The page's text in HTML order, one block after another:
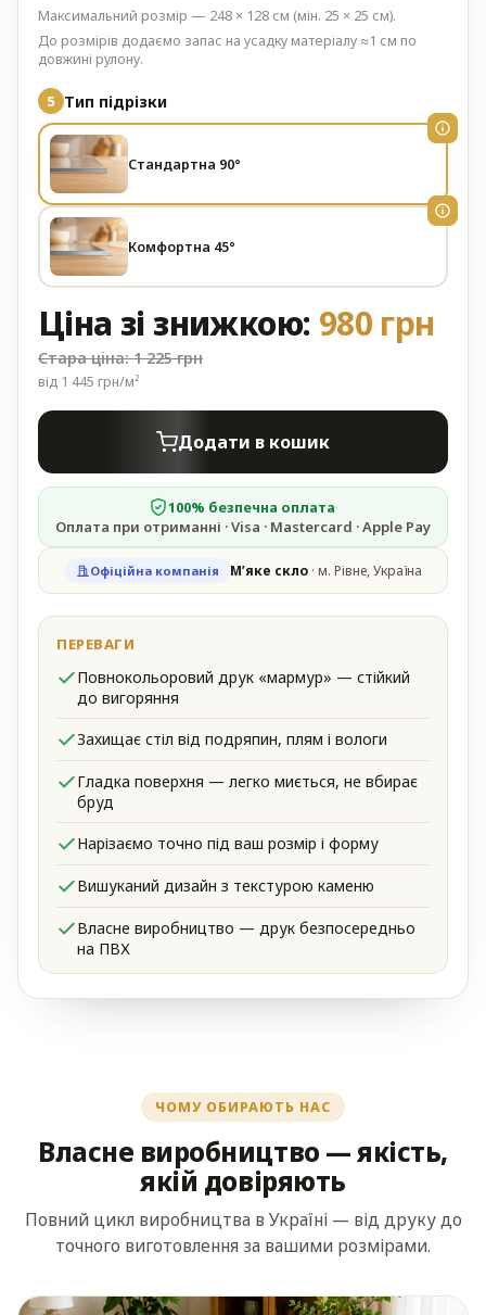
Повнокольоровий друк «мармур» — стійкий
до вигоряння
Захищає стіл від подряпин, плям і вологи
Гладка поверхня — легко миється, не вбирає
бруд
Нарізаємо точно під ваш розмір і форму
Вишуканий дизайн з текстурою каменю
Власне виробництво — друк безпосередньо
на ПВХ
Максимальний розмір — 248 × 128 см (мін. 25 × 25 см).
До розмірів додаємо запас на усадку матеріалу ≈1 см по
довжині рулону.
Тип підрізки
Стандартна 90°
Комфортна 45°
Ціна зі знижкою: 980 грн
Стара ціна: 1 225 грн
від 1 445 грн/м²
Додати в кошик
100% безпечна оплата·
Оплата при отриманні · Visa · Mastercard · Apple Pay
Офіційна компанія М’яке скло· м. Рівне, Україна
ЧОМУ ОБИРАЮТЬ НАС
Власне виробництво — якість,
якій довіряють
Повний цикл виробництва в Україні — від друку до
точного виготовлення за вашими розмірами.